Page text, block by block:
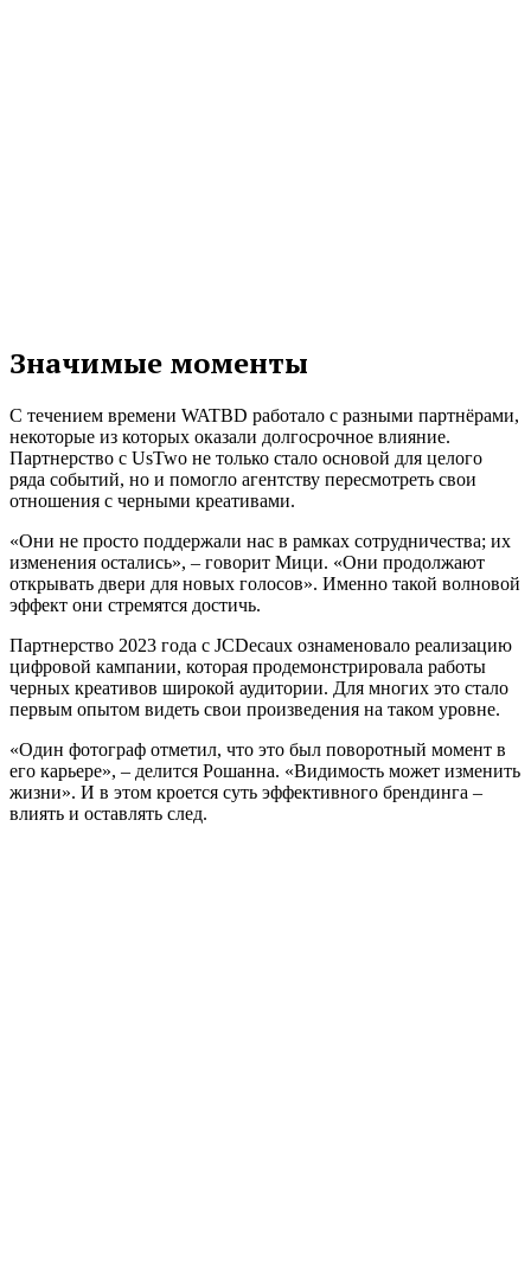
Значимые моменты
С течением времени WATBD работало с разными партнёрами,
некоторые из которых оказали долгосрочное влияние.
Партнерство с UsTwo не только стало основой для целого
ряда событий, но и помогло агентству пересмотреть свои
отношения с черными креативами.
«Они не просто поддержали нас в рамках сотрудничества; их
изменения остались», – говорит Мици. «Они продолжают
открывать двери для новых голосов». Именно такой волновой
эффект они стремятся достичь.
Партнерство 2023 года с JCDecaux ознаменовало реализацию
цифровой кампании, которая продемонстрировала работы
черных креативов широкой аудитории. Для многих это стало
первым опытом видеть свои произведения на таком уровне.
«Один фотограф отметил, что это был поворотный момент в
его карьере», – делится Рошанна. «Видимость может изменить
жизни». И в этом кроется суть эффективного брендинга –
влиять и оставлять след.